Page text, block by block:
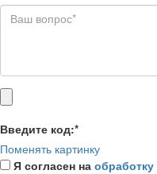
Введите код:*
Поменять картинку
Я согласен на